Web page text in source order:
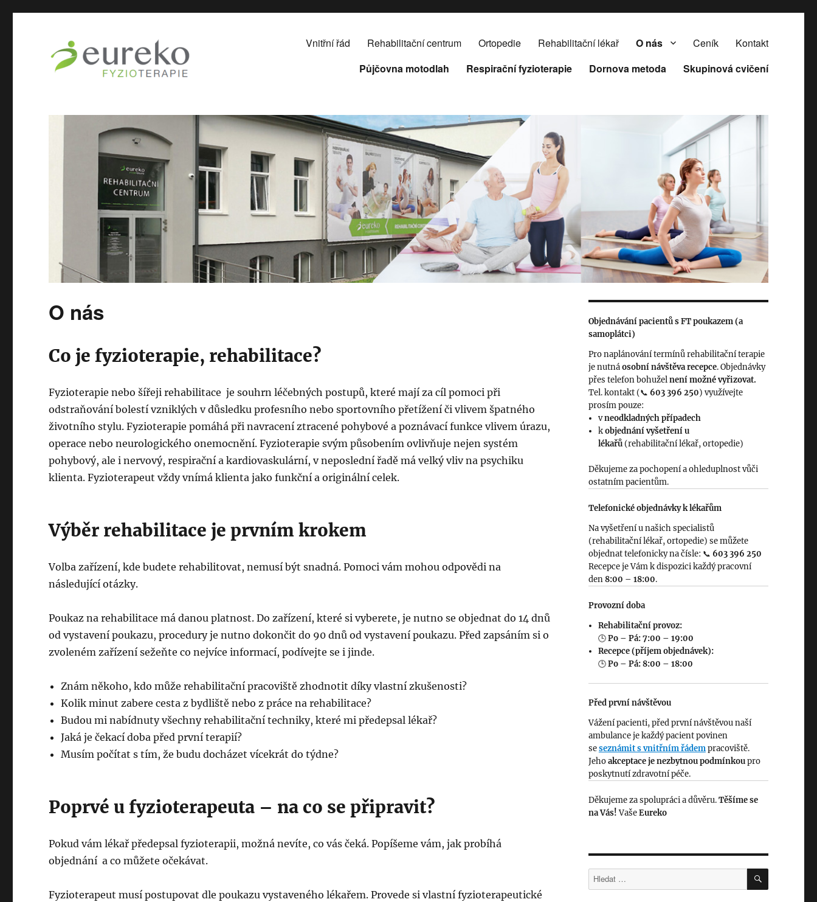
Vnitřní řád Rehabilitační centrum Ortopedie Rehabilitační lékař O nás Ceník
Kontakt
Půjčovna motodlah
Respirační fyzioterapie Dornova metoda Skupinová cvičení
O nás
Co je fyzioterapie, rehabilitace?
Fyzioterapie nebo šířeji rehabilitace je souhrn léčebných postupů, které mají za cíl pomoci při
odstraňování bolestí vzniklých v důsledku profesního nebo sportovního přetížení či vlivem špatného
životního stylu. Fyzioterapie pomáhá při navracení ztracené pohybové a poznávací funkce vlivem úrazu,
operace nebo neurologického onemocnění. Fyzioterapie svým působením ovlivňuje nejen systém
pohybový, ale i nervový, respirační a kardiovaskulární, v neposlední řadě má velký vliv na psychiku
klienta. Fyzioterapeut vždy vnímá klienta jako funkční a originální celek.
Výběr rehabilitace je prvním krokem
Volba zařízení, kde budete rehabilitovat, nemusí být snadná. Pomoci vám mohou odpovědi na
následující otázky.
Poukaz na rehabilitace má danou platnost. Do zařízení, které si vyberete, je nutno se objednat do 14 dnů
od vystavení poukazu, procedury je nutno dokončit do 90 dnů od vystavení poukazu. Před zapsáním si o
zvoleném zařízení sežeňte co nejvíce informací, podívejte se i jinde.
Znám někoho, kdo může rehabilitační pracoviště zhodnotit díky vlastní zkušenosti?
Kolik minut zabere cesta z bydliště nebo z práce na rehabilitace?
Budou mi nabídnuty všechny rehabilitační techniky, které mi předepsal lékař?
Jaká je čekací doba před první terapií?
Musím počítat s tím, že budu docházet vícekrát do týdne?
Poprvé u fyzioterapeuta – na co se připravit?
Pokud vám lékař předepsal fyzioterapii, možná nevíte, co vás čeká. Popíšeme vám, jak probíhá
objednání a co můžete očekávat.
Fyzioterapeut musí postupovat dle poukazu vystaveného lékařem. Provede si vlastní fyzioterapeutické
Objednávání pacientů s FT poukazem (a
samoplátci)
Pro naplánování termínů rehabilitační terapie
je nutnáosobní návštěva recepce. Objednávky
přes telefon bohuželnení možné vyřizovat.
Tel. kontakt (📞 603 396 250) využívejte
prosím pouze:
vneodkladných případech
kobjednání vyšetření u
lékařů (rehabilitační lékař, ortopedie)
Děkujeme za pochopení a ohleduplnost vůči
ostatním pacientům.
Telefonické objednávky k lékařům
Na vyšetření u našich specialistů
(rehabilitační lékař, ortopedie) se můžete
objednat telefonicky na čísle: 📞 603 396 250
Recepce je Vám k dispozici každý pracovní
den8:00 – 18:00.
Provozní doba
Rehabilitační provoz:
🕒Po – Pá: 7:00 – 19:00
Recepce (příjem objednávek):
🕒Po – Pá: 8:00 – 18:00
Před první návštěvou
Vážení pacienti, před první návštěvou naší
ambulance je každý pacient povinen
seseznámit s vnitřním řádempracoviště.
Jehoakceptace je nezbytnou podmínkoupro
poskytnutí zdravotní péče.
Děkujeme za spolupráci a důvěru.Těšíme se
na Vás!VašeEureko
Hledat: HLEDÁNÍ